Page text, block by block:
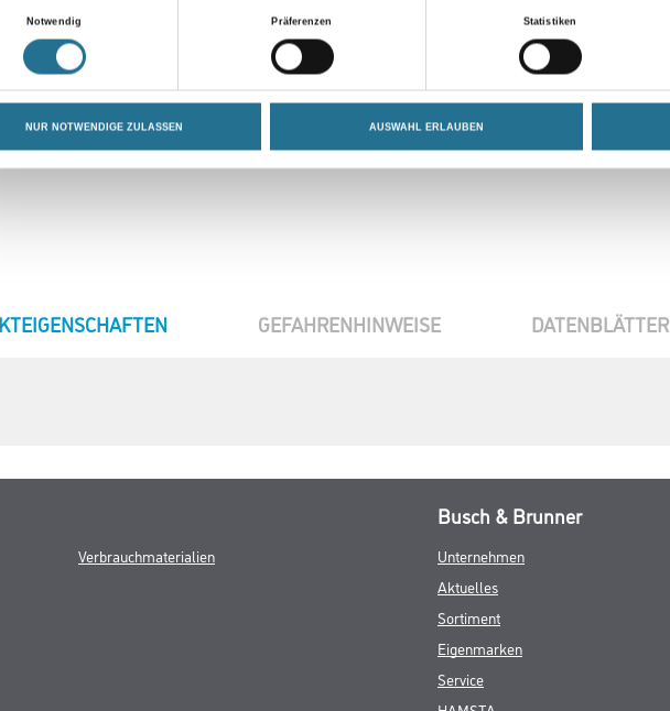
Notwendig
Präferenzen Statistiken
NUR NOTWENDIGE ZULASSEN AUSWAHL ERLAUBEN
Abbildung ähnlich
GEFAHRENHINWEISE DATENBLÄTTER
Verbrauchmaterialien
Busch & Brunner
Unternehmen
Aktuelles
Sortiment
Eigenmarken
Service